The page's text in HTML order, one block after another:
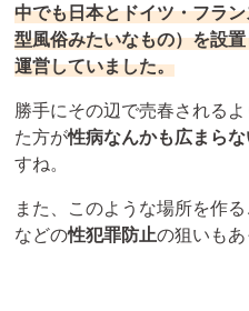
中でも日本とドイツ・フラ
型風俗みたいなもの）を設
運営していました。
勝手にその辺で売春される
た方が性病なんかも広まら
すね。
また、このような場所を作
などの性犯罪防止の狙いもあ